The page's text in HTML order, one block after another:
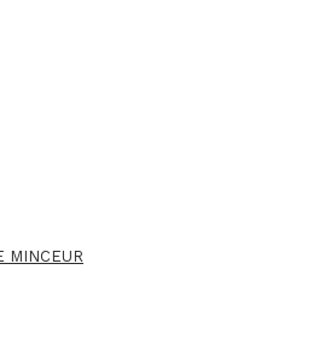
MINCEUR